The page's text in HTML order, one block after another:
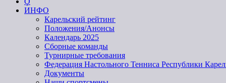
ИНФО
Карельский рейтинг
Положения/Анонсы
Календарь 2025
Сборные команды
Турнирные требования
Федерация Настольного Тенниса Республики
Документы